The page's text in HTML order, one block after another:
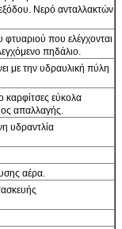
Νερό ανταλλακτών
φτυαριού που ελέγχονται
πηδάλιο.
με την υδραυλική πύλη
καρφίτσες εύκολα
απαλλαγής.
υδραντλία
αέρα.